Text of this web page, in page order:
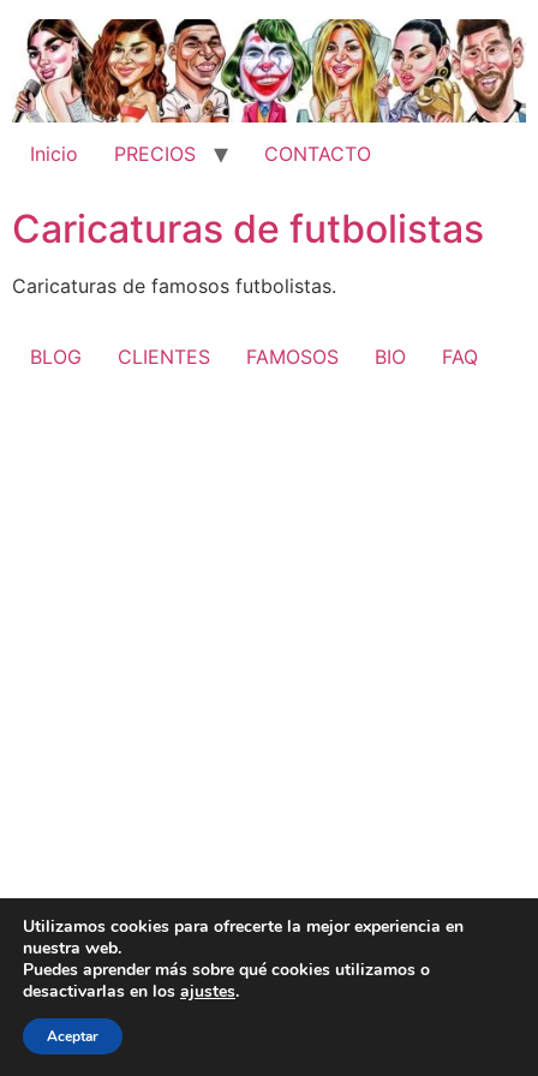
contenido
Inicio PRECIOS CONTACTO
Caricaturas de futbolistas
Caricaturas de famosos futbolistas.
BLOG CLIENTES FAMOSOS BIO FAQ
Utilizamos cookies para ofrecerte la mejor experiencia en
nuestra web.
Puedes aprender más sobre qué cookies utilizamos o
desactivarlas en los ajustes.
Aceptar